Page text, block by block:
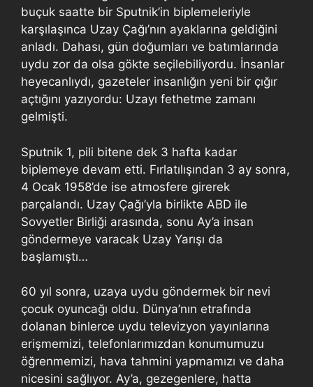
buçuk saatte bir Sputnik’in biplemeleriyle
karşılaşınca Uzay Çağı’nın ayaklarına geldiğini
anladı. Dahası, gün doğumları ve batımlarında
uydu zor da olsa gökte seçilebiliyordu. İnsanlar
heyecanlıydı, gazeteler insanlığın yeni bir çığır
açtığını yazıyordu: Uzayı fethetme zamanı
gelmişti.
Sputnik 1, pili bitene dek 3 hafta kadar
biplemeye devam etti. Fırlatılışından 3 ay sonra,
4 Ocak 1958’de ise atmosfere girerek
parçalandı. Uzay Çağı’yla birlikte ABD ile
Sovyetler Birliği arasında, sonu Ay’a insan
göndermeye varacak Uzay Yarışı da
başlamıştı…
60 yıl sonra, uzaya uydu göndermek bir nevi
çocuk oyuncağı oldu. Dünya’nın etrafında
dolanan binlerce uydu televizyon yayınlarına
erişmemizi, telefonlarımızdan konumumuzu
öğrenmemizi, hava tahmini yapmamızı ve daha
nicesini sağlıyor. Ay’a, gezegenlere, hatta